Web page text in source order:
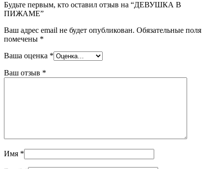
Будьте первым, кто оставил отзыв на “ДЕВУШКА В
ПИЖАМЕ”
Ваш адрес email не будет опубликован. Обязательные поля
помечены *
Ваша оценка *
Ваш отзыв *
Имя *